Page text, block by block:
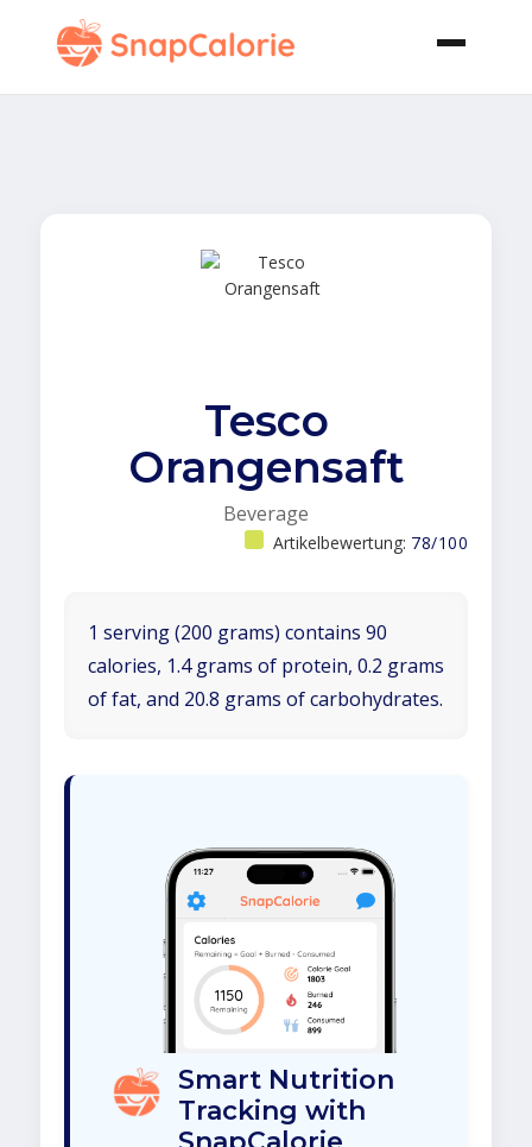
Tesco
Orangensaft
Beverage
Artikelbewertung: 78/100
1 serving (200 grams) contains 90
calories, 1.4 grams of protein, 0.2 grams
of fat, and 20.8 grams of carbohydrates.
Smart Nutrition
Tracking with